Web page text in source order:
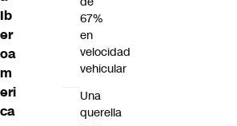
Ib
er
oa
m
eri
ca
67%
en
velocidad
vehicular
Una
querella